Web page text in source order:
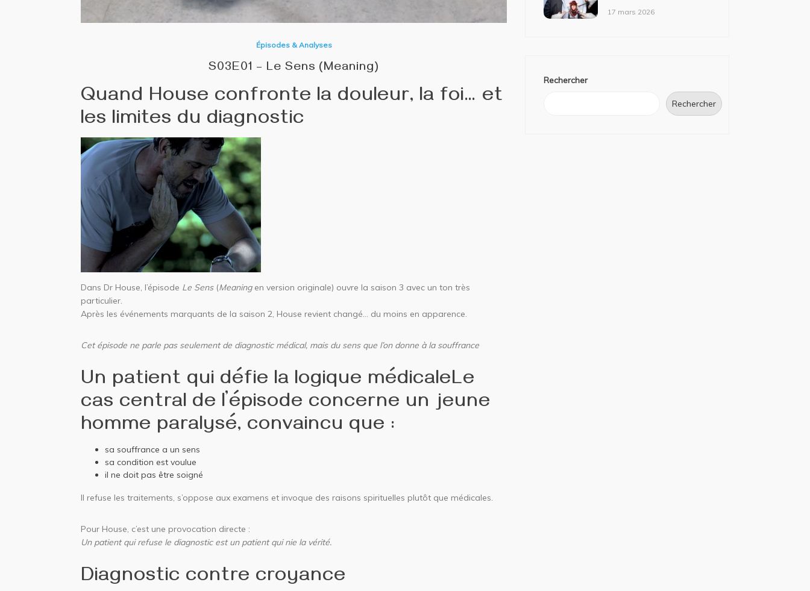
Épisodes & Analyses
S03E01 – Le Sens (Meaning)
Quand House confronte la douleur, la foi… et
les limites du diagnostic
Dans Dr House, l’épisode Le Sens(Meaningen version originale) ouvre la saison 3 avec un ton très
particulier.
Après les événements marquants de la saison 2, House revient changé… du moins en apparence.
Cet épisode ne parle pas seulement de diagnostic médical, mais du sens que l’on donne à la souffrance
Un patient qui défie la logique médicaleLe
cas central de l’épisode concerne un jeune
homme paralysé, convaincu que :
sa souffrance a un sens
sa condition est voulue
il ne doit pas être soigné
Il refuse les traitements, s’oppose aux examens et invoque des raisons spirituelles plutôt que médicales.
Pour House, c’est une provocation directe :
Un patient qui refuse le diagnostic est un patient qui nie la vérité.
Diagnostic contre croyance
17 mars 2026
Rechercher
Rechercher